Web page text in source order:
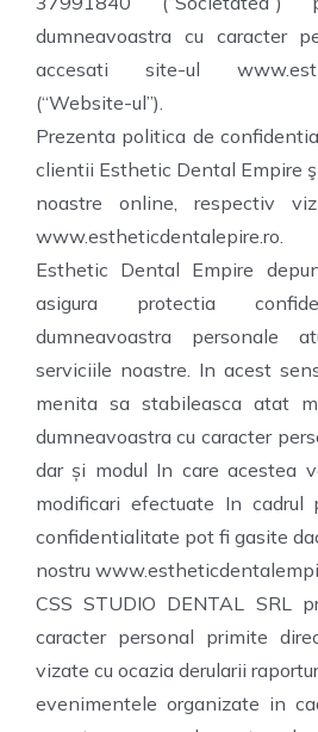
dumneavoastra cu caracter
accesati site-ul
(“Website-ul”).
Prezenta politica de
clientii Esthetic Dental Empire
noastre online, respectiv
www.estheticdentalepire.ro.
Esthetic Dental Empire
asigura protectia
dumneavoastra personale
serviciile noastre. In acest
menita sa stabileasca atat
dumneavoastra cu caracter
dar și modul In care acestea
modificari efectuate In cadrul
confidentialitate pot fi gasite
nostru
CSS STUDIO DENTAL SRL
caracter personal primite
vizate cu ocazia derularii
evenimentele organizate in